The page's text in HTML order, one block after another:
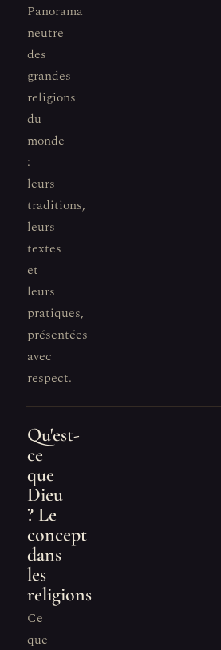
Panorama
neutre
des
grandes
religions
du
monde
:
leurs
traditions,
leurs
textes
et
leurs
pratiques,
présentées
avec
respect.
Qu'est-
ce
que
Dieu
? Le
concept
dans
les
religions
Ce
que